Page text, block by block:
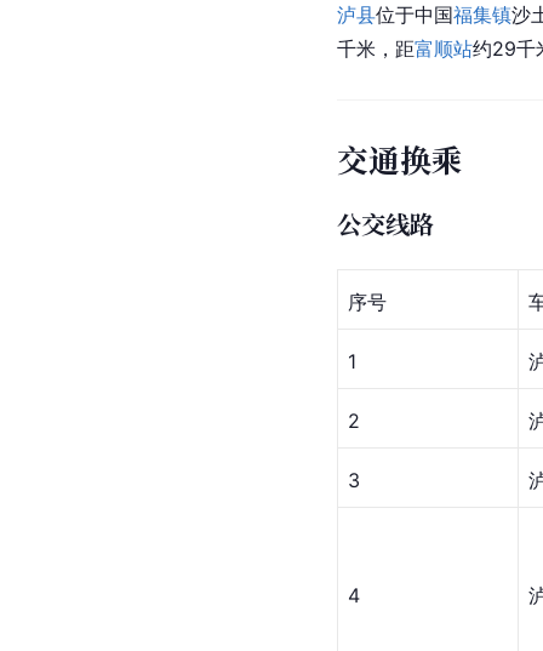
泸县位于中国福集镇沙
千米，距富顺站约29千
交通换乘
公交线路
序号
1
2
3
4